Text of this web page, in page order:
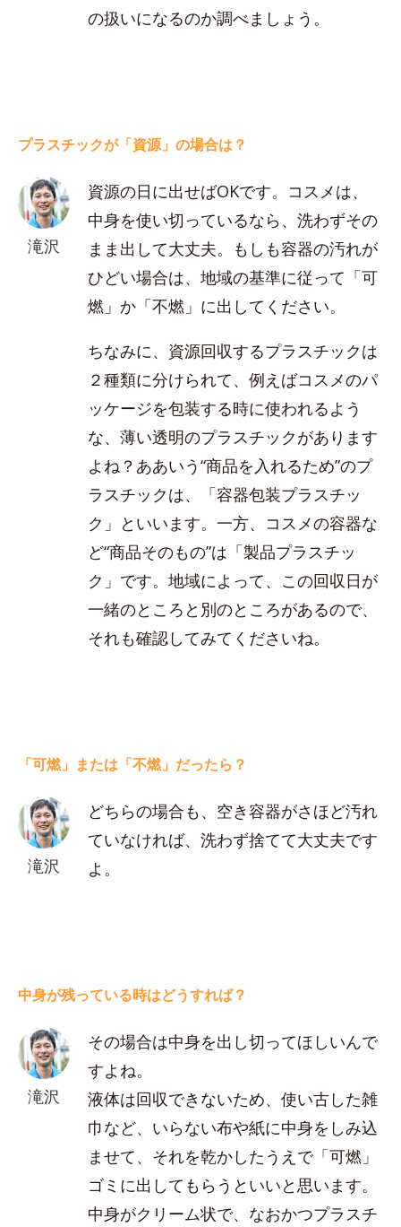
の扱いになるのか調べましょう。
プラスチックが「資源」の場合は？
滝沢
資源の日に出せばOKです。コスメは、
中身を使い切っているなら、洗わずその
まま出して大丈夫。もしも容器の汚れが
ひどい場合は、地域の基準に従って「可
燃」か「不燃」に出してください。
ちなみに、資源回収するプラスチックは
２種類に分けられて、例えばコスメのパ
ッケージを包装する時に使われるよう
な、薄い透明のプラスチックがあります
よね？ああいう“商品を入れるため”のプ
ラスチックは、「容器包装プラスチッ
ク」といいます。一方、コスメの容器な
ど“商品そのもの”は「製品プラスチッ
ク」です。地域によって、この回収日が
一緒のところと別のところがあるので、
それも確認してみてくださいね。
「可燃」または「不燃」だったら？
滝沢
どちらの場合も、空き容器がさほど汚れ
ていなければ、洗わず捨てて大丈夫です
よ。
中身が残っている時はどうすれば？
滝沢
その場合は中身を出し切ってほしいんで
すよね。
液体は回収できないため、使い古した雑
巾など、いらない布や紙に中身をしみ込
ませて、それを乾かしたうえで「可燃」
ゴミに出してもらうといいと思います。
中身がクリーム状で、なおかつプラスチ